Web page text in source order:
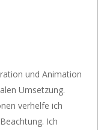
und Animation
Umsetzung.
verhelfe ich
Ich